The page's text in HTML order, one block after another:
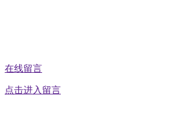
在线留言
点击进入留言